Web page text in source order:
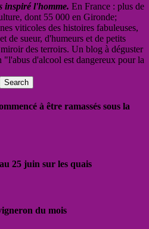
inspiré l'homme. En France : plus de
dont 55 000 en Gironde;
viticoles des histoires fabuleuses,
de sueur, d'humeurs et de petits
des terroirs. Un blog à déguster
"l'abus d'alcool est dangereux pour la
à être ramassés sous la
25 juin sur les quais
du mois